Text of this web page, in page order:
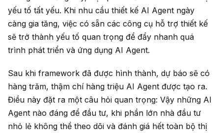
yếu tố tất yếu. Khi nhu cầu thiết kế AI Agent ngày
càng gia tăng, việc có sẵn các công cụ hỗ trợ thiết kế
sẽ trở thành yếu tố quan trọng để đẩy nhanh quá
trình phát triển và ứng dụng AI Agent.
Sau khi framework đã được hình thành, dự báo sẽ có
hàng trăm, thậm chí hàng triệu AI Agent được tạo ra.
Điều này đặt ra một câu hỏi quan trọng: Vậy những AI
Agent nào đáng để đầu tư, khi phần lớn nhà đầu tư
nhỏ lẻ không thể theo dõi và đánh giá hết toàn bộ thị